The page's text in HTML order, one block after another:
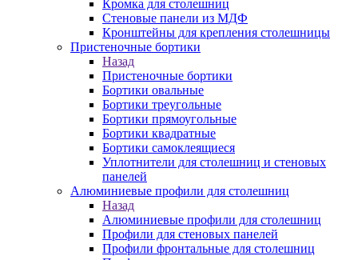
Кромка для столешниц
Стеновые панели из МДФ
Кронштейны для крепления столешницы
Пристеночные бортики
Назад
Пристеночные бортики
Бортики овальные
Бортики треугольные
Бортики прямоугольные
Бортики квадратные
Бортики самоклеящиеся
Уплотнители для столешниц и стеновых
панелей
Алюминиевые профили для столешниц
Назад
Алюминиевые профили для столешниц
Профили для стеновых панелей
Профили фронтальные для столешниц